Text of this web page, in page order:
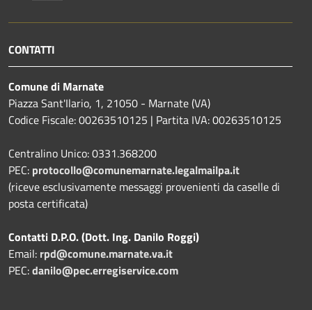
CONTATTI
Comune di Marnate
Piazza Sant'Ilario, 1, 21050 - Marnate (VA)
Codice Fiscale: 00263510125 | Partita IVA: 00263510125
Centralino Unico: 0331.368200
PEC: protocollo@comunemarnate.legalmailpa.it
(riceve esclusivamente messaggi provenienti da caselle di
posta certificata)
Contatti D.P.O. (Dott. Ing. Danilo Roggi)
Email: rpd@comune.marnate.va.it
PEC:danilo@pec.erregiservice.com